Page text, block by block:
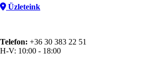
Üzleteink
Telefon: +36 30 383 22 51
H-V: 10:00 - 18:00